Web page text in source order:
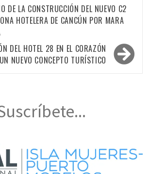
DE LA CONSTRUCCIÓN DEL NUEVO C2
HOTELERA DE CANCÚN POR MARA
DEL HOTEL 28 EN EL CORAZÓN
NUEVO CONCEPTO TURÍSTICO